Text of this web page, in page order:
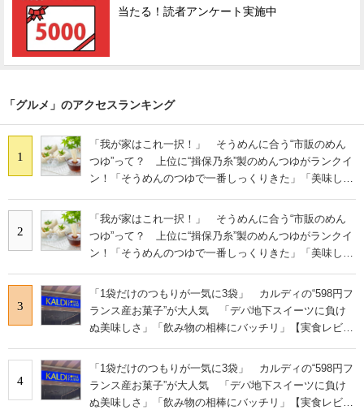
当たる！読者アンケート実施中
「グルメ」のアクセスランキング
1
「我が家はこれ一択！」 そうめんに合う“市販のめん
つゆ”って？ 上位に“揖保乃糸”製のめんつゆがランクイ
ン！「そうめんのつゆで一番しっくりきた」「美味しす
2
「我が家はこれ一択！」 そうめんに合う“市販のめん
つゆ”って？ 上位に“揖保乃糸”製のめんつゆがランクイ
ン！「そうめんのつゆで一番しっくりきた」「美味しす
3
「1袋だけのつもりが一気に3袋」 カルディの“598円フ
ランス産お菓子”が大人気 「デパ地下スイーツに負け
ぬ美味しさ」「飲み物の相棒にバッチリ」【実食レビュ
4
「1袋だけのつもりが一気に3袋」 カルディの“598円フ
ランス産お菓子”が大人気 「デパ地下スイーツに負け
ぬ美味しさ」「飲み物の相棒にバッチリ」【実食レビュ